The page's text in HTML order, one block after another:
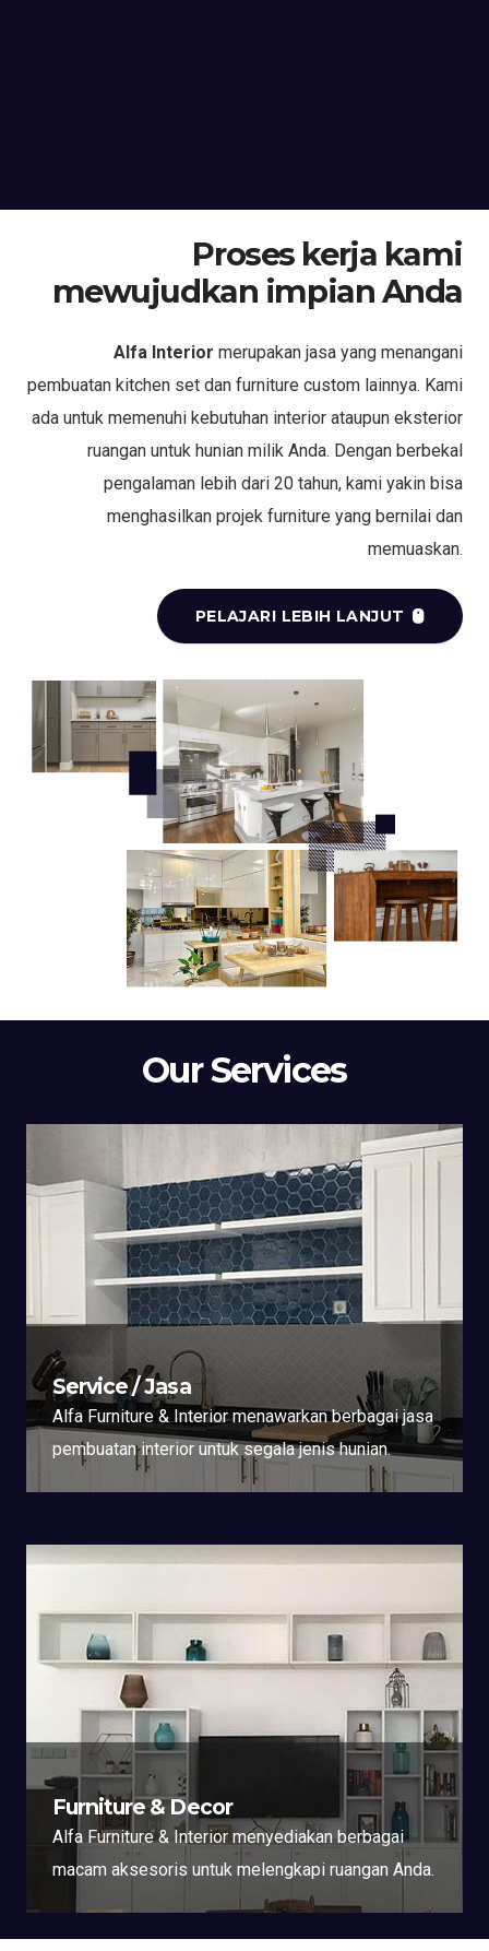
Proses kerja kami
mewujudkan impian Anda
Alfa Interior merupakan jasa yang menangani
pembuatan kitchen set dan furniture custom lainnya. Kami
ada untuk memenuhi kebutuhan interior ataupun eksterior
ruangan untuk hunian milik Anda. Dengan berbekal
pengalaman lebih dari 20 tahun, kami yakin bisa
menghasilkan projek furniture yang bernilai dan
memuaskan.
PELAJARI LEBIH LANJUT
Our Services
Service / Jasa
Alfa Furniture & Interior menawarkan berbagai jasa
pembuatan interior untuk segala jenis hunian.
Furniture & Decor
Alfa Furniture & Interior menyediakan berbagai
macam aksesoris untuk melengkapi ruangan Anda.